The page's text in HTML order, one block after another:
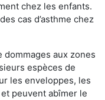
chez les enfants.
cas d’asthme chez
aux zones
espèces de
les enveloppes, les
peuvent abîmer le